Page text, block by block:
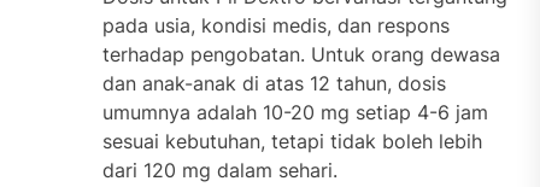
pada usia, kondisi medis, dan respons
terhadap pengobatan. Untuk orang dewasa
dan anak-anak di atas 12 tahun, dosis
umumnya adalah 10-20 mg setiap 4-6 jam
sesuai kebutuhan, tetapi tidak boleh lebih
dari 120 mg dalam sehari.